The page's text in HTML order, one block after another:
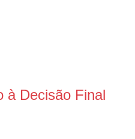
à Decisão Final